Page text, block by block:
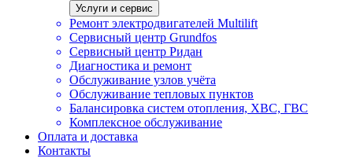
Услуги и сервис
Ремонт электродвигателей Multilift
Сервисный центр Grundfos
Сервисный центр Ридан
Диагностика и ремонт
Обслуживание узлов учёта
Обслуживание тепловых пунктов
Балансировка систем отопления, ХВС, ГВС
Комплексное обслуживание
Оплата и доставка
Контакты